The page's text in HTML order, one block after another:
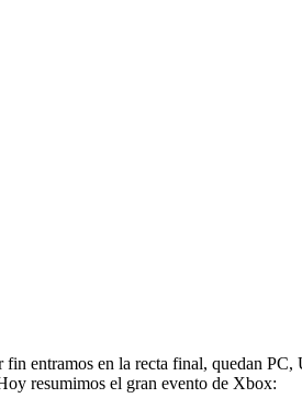
fin entramos en la recta final, quedan
resumimos el gran evento de Xbox: